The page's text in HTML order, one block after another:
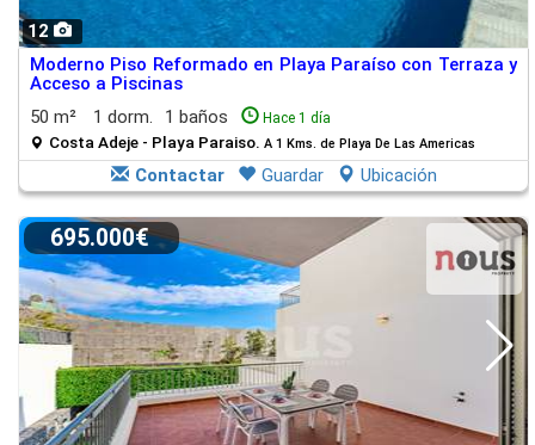
12
Moderno Piso Reformado en Playa Paraíso con Terraza y
Acceso a Piscinas
50 m²
1 dorm. 1 baños Hace 1 día
Costa Adeje - Playa Paraiso. A 1 Kms. de Playa De Las Americas
Contactar Guardar Ubicación
695.000€